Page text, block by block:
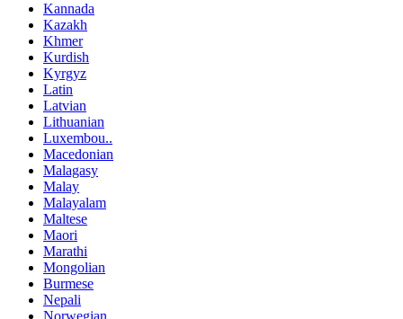
Kannada
Kazakh
Khmer
Kurdish
Kyrgyz
Latin
Latvian
Lithuanian
Luxembou..
Macedonian
Malagasy
Malay
Malayalam
Maltese
Maori
Marathi
Mongolian
Burmese
Nepali